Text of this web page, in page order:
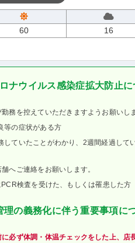
60 16
ナウイルス感染症拡大防止に
務を控えていただきますようお願いし
等の症状がある方
していたことがわかり、2週間経過して
へご連絡をお願いします。
検査を受けた、もしくは罹患した方
理の義務化に伴う重要事項に
に必ず体調・体温チェックをした上、店